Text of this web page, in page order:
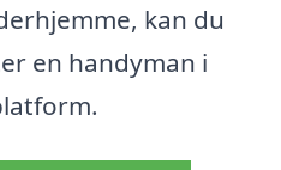
kan du
en handyman i